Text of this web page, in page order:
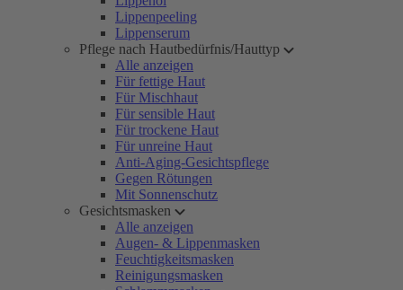
Lippenpeeling
Lippenserum
Pflege nach Hautbedürfnis/Hauttyp
Alle anzeigen
Für fettige Haut
Für Mischhaut
Für sensible Haut
Für trockene Haut
Für unreine Haut
Anti-Aging-Gesichtspflege
Gegen Rötungen
Mit Sonnenschutz
Gesichtsmasken
Alle anzeigen
Augen- & Lippenmasken
Feuchtigkeitsmasken
Reinigungsmasken